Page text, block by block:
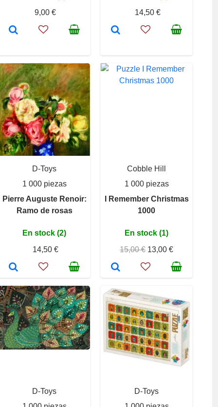
9,00 €
14,50 €
D-Toys
1 000 piezas
Pierre Auguste Renoir:
Ramo de rosas
En stock (2)
14,50 €
Cobble Hill
1 000 piezas
I Remember Christmas
1000
En stock (1)
15,00 € 13,00 €
D-Toys
D-Toys